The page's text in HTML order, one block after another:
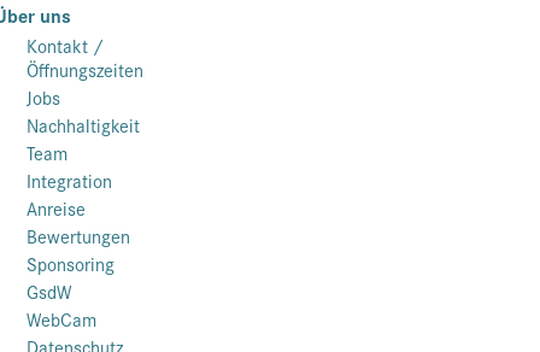
uns
Kontakt /
Öffnungszeiten
Jobs
Nachhaltigkeit
Team
Integration
Anreise
Bewertungen
Sponsoring
GsdW
WebCam